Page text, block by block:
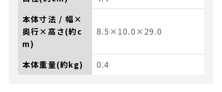
本体寸法 / 幅×
奥行×高さ(約c
m)
8.5×10.0×29.0
本体重量(約kg) 0.4